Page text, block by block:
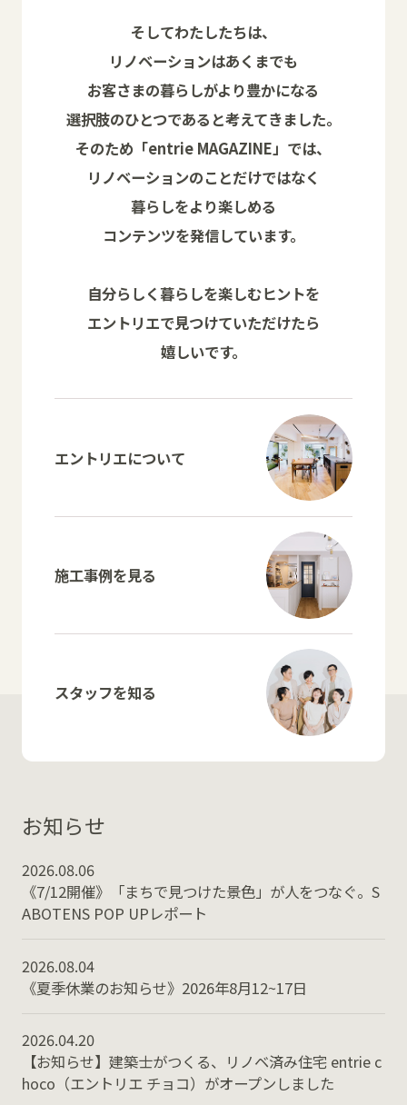
そしてわたしたちは、
リノベーションはあくまでも
お客さまの暮らしがより豊かになる
選択肢のひとつであると考えてきました。
そのため「entrie MAGAZINE」では、
リノベーションのことだけではなく
暮らしをより楽しめる
コンテンツを発信しています。
自分らしく暮らしを楽しむヒントを
エントリエで見つけていただけたら
嬉しいです。
エントリエについて
施工事例を見る
スタッフを知る
お知らせ
2026.08.06
《7/12開催》「まちで見つけた景色」が人をつなぐ。S
ABOTENS POP UPレポート
2026.08.04
《夏季休業のお知らせ》2026年8月12~17日
2026.04.20
【お知らせ】建築士がつくる、リノベ済み住宅 entrie c
hoco（エントリエ チョコ）がオープンしました